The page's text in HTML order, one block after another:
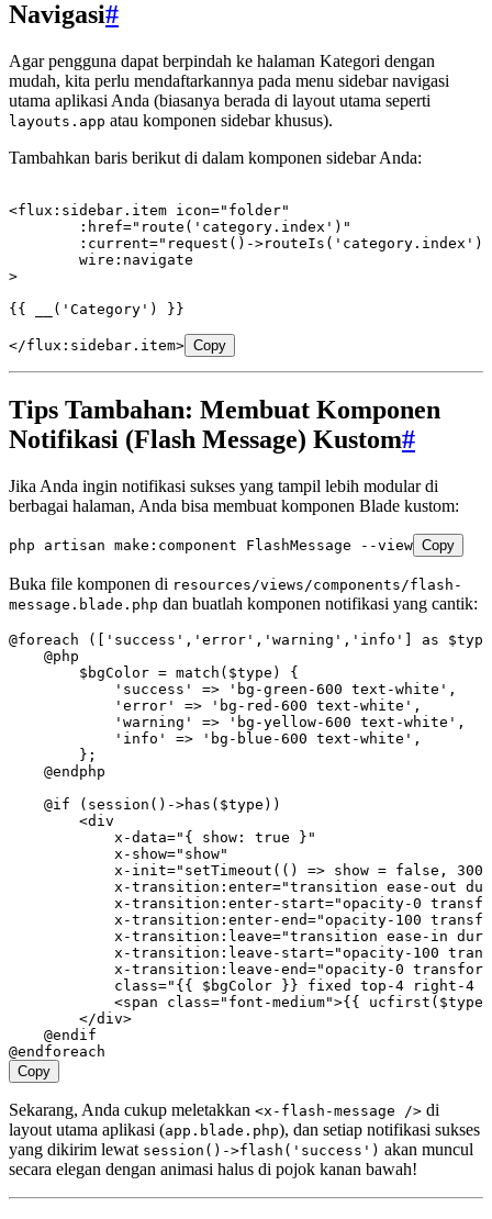
Navigasi#
Agar pengguna dapat berpindah ke halaman Kategori dengan
mudah, kita perlu mendaftarkannya pada menu sidebar navigasi
utama aplikasi Anda (biasanya berada di layout utama seperti
layouts.app atau komponen sidebar khusus).
Tambahkan baris berikut di dalam komponen sidebar Anda:
<flux : sidebar . item icon="folder"
	:
href="route('category.index')"
	:
current="request()->routeIs('category.index')"
	wire
: navigate
>
{{
( 'Category' ) }}
</flux : sidebar . item> Copy
Tips Tambahan: Membuat Komponen
Notifikasi (Flash Message) Kustom#
Jika Anda ingin notifikasi sukses yang tampil lebih modular di
berbagai halaman, Anda bisa membuat komponen Blade kustom:
php artisan make:component FlashMessage --view Copy
Buka file komponen di resources/views/components/flash-
message.blade.php dan buatlah komponen notifikasi yang cantik:
@foreach ([ 'success' , 'error' , 'warning' , 'info' ] as
    @
php
        $bgColor
= match ($type) {
            'success'
=> 'bg-green-600 text-white' ,
            'error'
=> 'bg-red-600 text-white' ,
            'warning'
=> 'bg-yellow-600 text-white' ,
            'info'
=> 'bg-blue-600 text-white' ,
        };
    @
endphp
    @if
( session () ->has ( $type ) )
        <
div
            x
-data="{ show: true }"
            x
- show="show"
            x
- init="setTimeout(() => show = false,
            x
-transition : enter="transition ease-out
            x
-transition : enter- start="opacity-0
            x
-transition : enter-end="opacity-100
            x
-transition : leave="transition ease-in
            x
-transition : leave - start="opacity-100
            x
-transition : leave -end="opacity-0
            class=
"{{ $bgColor }} fixed top-4 right-4 z-
            <
span class="font-medium">{{ ucfirst ( $type
        </
div>
    @endif
@endforeach
Copy
Sekarang, Anda cukup meletakkan <x-flash-message /> di
layout utama aplikasi (app.blade.php), dan setiap notifikasi sukses
yang dikirim lewat session()->flash('success') akan muncul
secara elegan dengan animasi halus di pojok kanan bawah!